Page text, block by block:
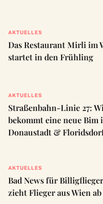
AKTUELLES
Das Restaurant Mirli im
startet in den Frühling
AKTUELLES
Straßenbahn-Linie 27:
bekommt eine neue Bim
Donaustadt &
AKTUELLES
Bad News für
zieht Flieger aus Wien ab